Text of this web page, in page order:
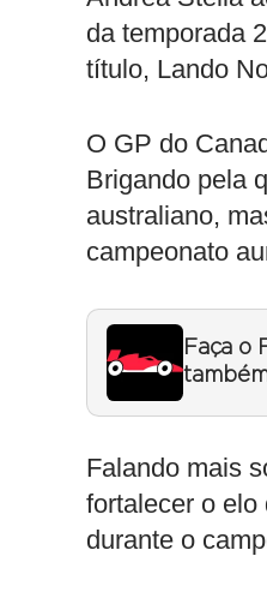
da temporada
título, Lando
O GP do
Brigando pela
australiano,
campeonato
Faça o
Falando mais
fortalecer o
durante o